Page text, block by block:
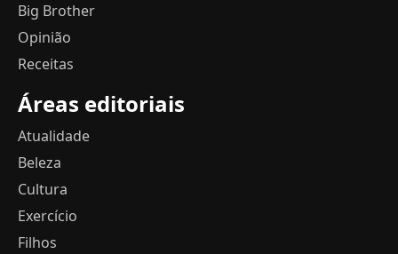
Big Brother
Opinião
Receitas
Áreas editoriais
Atualidade
Beleza
Cultura
Exercício
Filhos